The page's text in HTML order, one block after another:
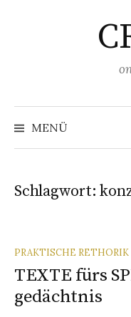
MENÜ
Schlagwort:
PRAKTISCHE RETHORIK
TEXTE fürs
gedächtnis